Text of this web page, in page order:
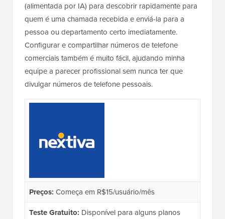
(alimentada por IA) para descobrir rapidamente para
quem é uma chamada recebida e enviá-la para a
pessoa ou departamento certo imediatamente.
Configurar e compartilhar números de telefone
comerciais também é muito fácil, ajudando minha
equipe a parecer profissional sem nunca ter que
divulgar números de telefone pessoais.
Preços: Começa em R$15/usuário/mês
Teste Gratuito: Disponível para alguns planos